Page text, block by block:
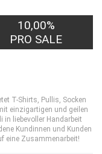
10,00%
PRO SALE
T-Shirts, Pullis, Socken
einzigartigen und geilen
in liebevoller Handarbeit
Kundinnen und Kunden
eine Zusammenarbeit!